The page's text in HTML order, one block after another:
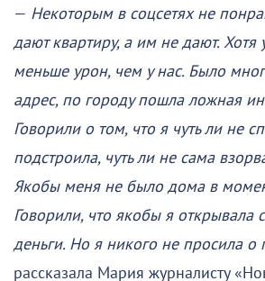
— Некоторым в соцсетях не
дают квартиру, а им не дают. Хотя
меньше урон, чем у нас. Было
адрес, по городу пошла ложная
Говорили о том, что я чуть ли не
подстроила, чуть ли не сама
Якобы меня не было дома в
Говорили, что якобы я открывала
деньги. Но я никого не просила о
рассказала Мария журналисту